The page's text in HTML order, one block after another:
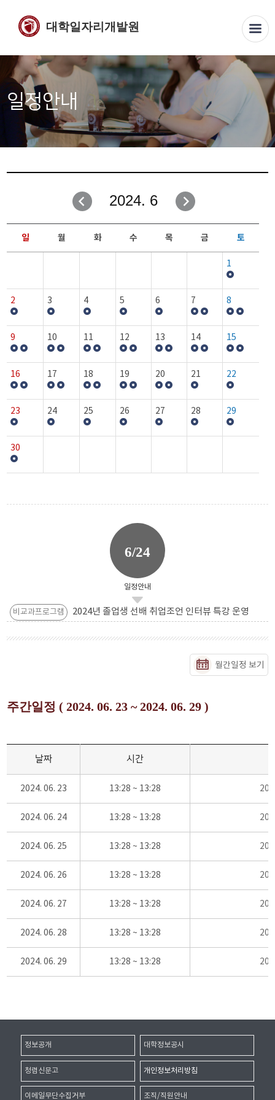
대학일자리개발원
일정안내
2024. 6
일 월 화 수 목 금 토
1
2 3 4 5 6 7 8
9 10 11 12 13 14 15
16 17 18 19 20 21 22
23 24 25 26 27 28 29
30
6/24
일정안내
비교과프로그램 2024년 졸업생 선배 취업조언 인터뷰 특강 운영
월간일정 보기
주간일정 ( 2024. 06. 23 ~ 2024. 06. 29 )
날짜 시간
2024. 06. 23 13:28 ~ 13:28
2024. 06. 24 13:28 ~ 13:28
2024. 06. 25 13:28 ~ 13:28
2024. 06. 26 13:28 ~ 13:28
2024. 06. 27 13:28 ~ 13:28
2024. 06. 28 13:28 ~ 13:28
2024. 06. 29 13:28 ~ 13:28
정보공개 대학정보공시
청렴신문고 개인정보처리방침
이메일무단수집거부 조직/직원안내